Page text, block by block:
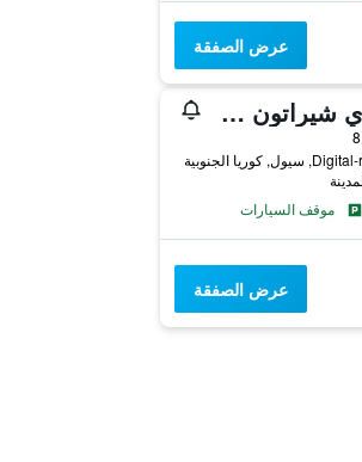
عرض الصفقة
فور بوينتس باي شيراتون سول، جورو
موقف السيارات
عرض الصفقة